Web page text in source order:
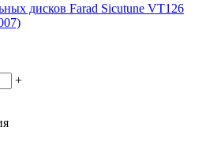
дисков Farad Sicutune VT126
+